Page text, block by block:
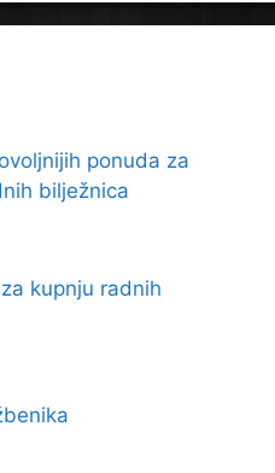
ponuda za
bilježnica
kupnju radnih